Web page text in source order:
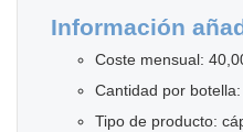
Información
Coste mensual:
Cantidad por
Tipo de producto: